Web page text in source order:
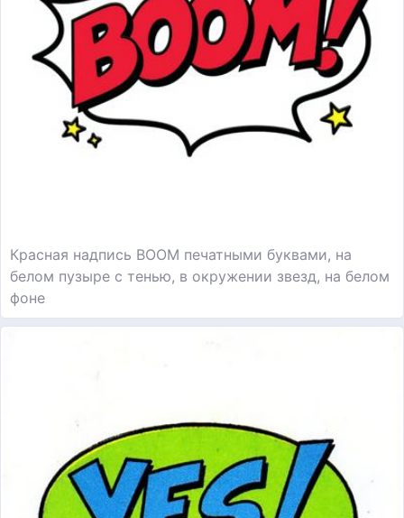
Красная надпись BOOM печатными буквами, на
белом пузыре с тенью, в окружении звезд, на белом
фоне